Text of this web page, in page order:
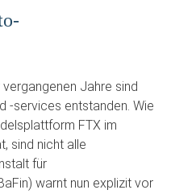
Jahre sind
-services entstanden. Wie
FTX im
sind nicht alle
für
warnt nun explizit vor